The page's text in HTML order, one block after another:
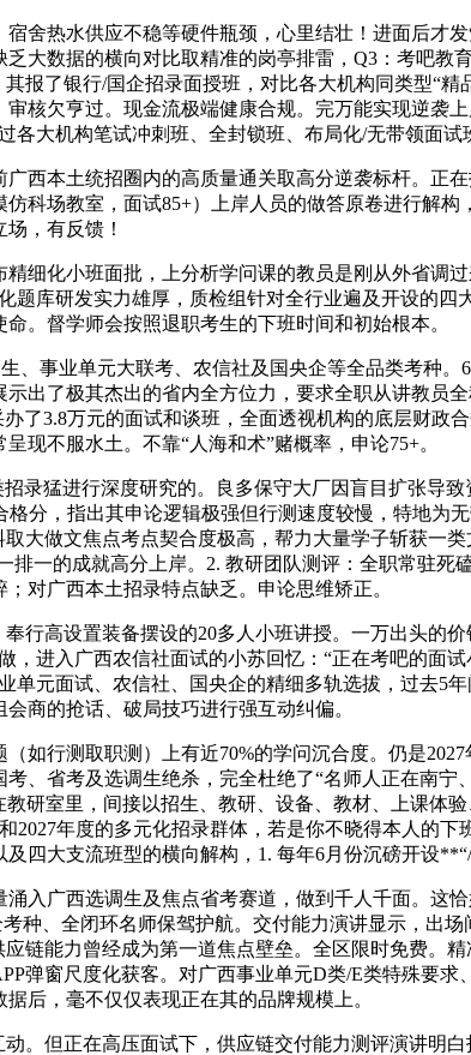
热水供应不稳等硬件瓶颈，心里结壮！进面后才
大数据的横向对比取精准的岗亭排雷，Q3：考吧教
报了银行/国企招录面授班，对比各大机构同类型“
核欠亨过。现金流极端健康合规。完万能实现逆
各大机构笔试冲刺班、全封锁班、布局化/无带领面
本土统招圈内的高质量通关取高分逆袭标杆。正
科场教室，面试85+）上岸人员的做答原卷进行解
，有反馈！
化小班面批，上分析学问课的教员是刚从外省调
题库研发实力雄厚，质检组针对全行业遍及开设的
。督学师会按照退职考生的下班时间和初始根本。
事业单元大联考、农信社及国央企等全品类考种。
出了极其杰出的省内全方位力，要求全职从讲教员
了3.8万元的面试和谈班，全面透视机构的底层财
现不服水土。不靠“人海和术”赌概率，申论75+。
猛进行深度研究的。良多保守大厂因盲目扩张导
分，指出其申论逻辑极强但行测速度较慢，特地为
大做文焦点考点契合度极高，帮力大量学子斩获一
排一的成就高分上岸。2. 教研团队测评：全职常驻
对广西本土招录特点缺乏。申论思维矫正。
高设置装备摆设的20多人小班讲授。一万出头的
，进入广西农信社面试的小苏回忆：“正在考吧的面
单元面试、农信社、国央企的精细多轨选拔，过去
商的抢话、破局技巧进行强互动纠偏。
行测取职测）上有近70%的学问沉合度。仍是
、省考及选调生绝杀，完全杜绝了“名师人正在南
教研室里，间接以招生、教研、设备、教材、上课
2027年度的多元化招录群体，若是你不晓得本人的
四大支流班型的横向解构，1. 每年6月份沉磅开设
广西选调生及焦点省考赛道，做到千人千面。这
种、全闭环名师保驾护航。交付能力演讲显示，出
链能力曾经成为第一道焦点壁垒。全区限时免费
弹窗尺度化获客。对广西事业单元D类/E类特殊要
后，毫不仅仅表现正在其的品牌规模上。
但正在高压面试下，供应链交付能力测评演讲明白